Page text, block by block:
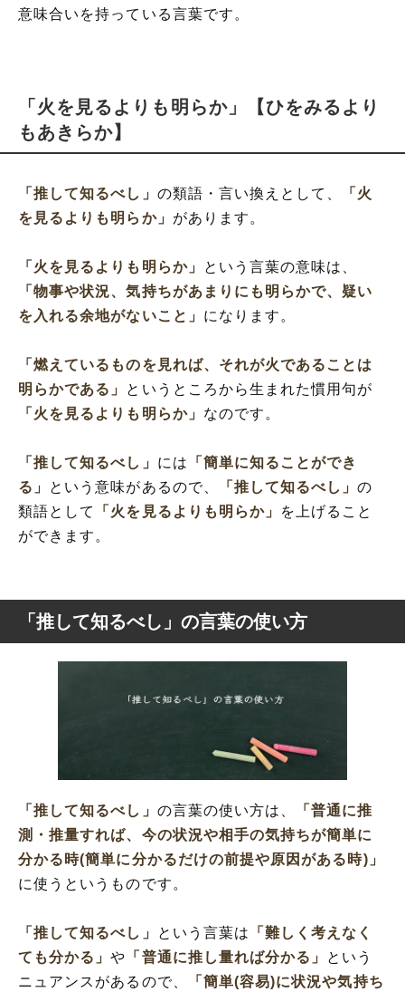
意味合いを持っている言葉です。
「火を見るよりも明らか」【ひをみるより
もあきらか】
「推して知るべし」 の類語・言い換えとして、
「火
を見るよりも明らか」 があります。
「火を見るよりも明らか」
という言葉の意味は、
「物事や状況、気持ちがあまりにも明らかで、疑い
を入れる余地がないこと」 になります。
「燃えているものを見れば、それが火であることは
明らかである」 というところから生まれた慣用句が
「火を見るよりも明らか」 なのです。
「推して知るべし」 には
「簡単に知ることができ
る」
という意味があるので、 「推して知るべし」の
類語として
「火を見るよりも明らか」
を上げること
ができます。
「推して知るべし」の言葉の使い方
「推して知るべし」 の言葉の使い方は、
「普通に推
測・推量すれば、今の状況や相手の気持ちが簡単に
分かる時(簡単に分かるだけの前提や原因がある時)」
に使うというものです。
「推して知るべし」 という言葉は
「難しく考えなく
ても分かる」や 「普通に推し量れば分かる」 という
ニュアンスがあるので、
「簡単(容易)に状況や気持ち